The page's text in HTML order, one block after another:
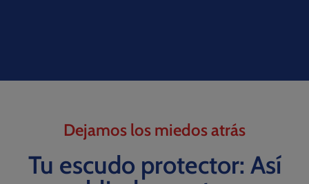
Dejamos los miedos atrás
Tu escudo protector: Así